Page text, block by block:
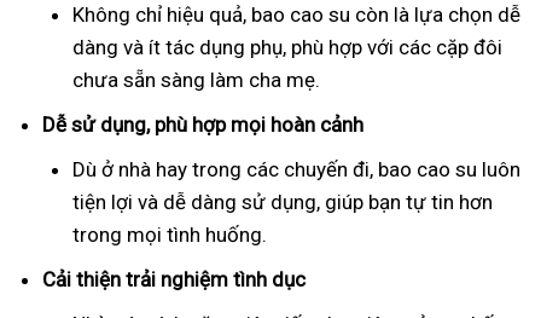
Không chỉ hiệu quả, bao cao su còn là lựa chọn dễ
dàng và ít tác dụng phụ, phù hợp với các cặp đôi
chưa sẵn sàng làm cha mẹ.
Dễ sử dụng, phù hợp mọi hoàn cảnh
Dù ở nhà hay trong các chuyến đi, bao cao su luôn
tiện lợi và dễ dàng sử dụng, giúp bạn tự tin hơn
trong mọi tình huống.
Cải thiện trải nghiệm tình dục